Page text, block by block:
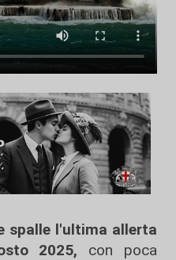
spalle l'ultima allerta
2025, con poca